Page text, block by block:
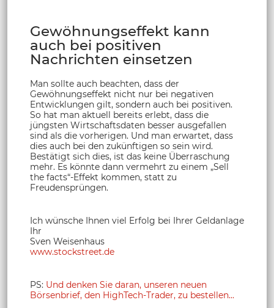
Gewöhnungseffekt kann
auch bei positiven
Nachrichten einsetzen
Man sollte auch beachten, dass der
Gewöhnungseffekt nicht nur bei negativen
Entwicklungen gilt, sondern auch bei positiven.
So hat man aktuell bereits erlebt, dass die
jüngsten Wirtschaftsdaten besser ausgefallen
sind als die vorherigen. Und man erwartet, dass
dies auch bei den zukünftigen so sein wird.
Bestätigt sich dies, ist das keine Überraschung
mehr. Es könnte dann vermehrt zu einem „Sell
the facts“-Effekt kommen, statt zu
Freudensprüngen.
Ich wünsche Ihnen viel Erfolg bei Ihrer Geldanlage
Ihr
Sven Weisenhaus
www.stockstreet.de
PS: Und denken Sie daran, unseren neuen
Börsenbrief, den HighTech-Trader, zu bestellen...